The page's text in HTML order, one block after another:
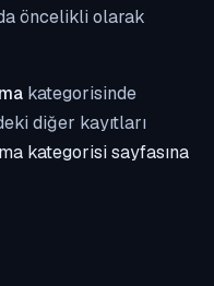
öncelikli olarak
kategorisinde
diğer kayıtları
kategorisi sayfasına